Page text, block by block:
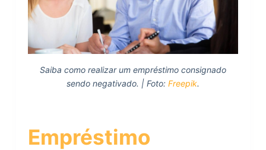
Saiba como realizar um empréstimo consignado
sendo negativado. | Foto: Freepik.
Empréstimo